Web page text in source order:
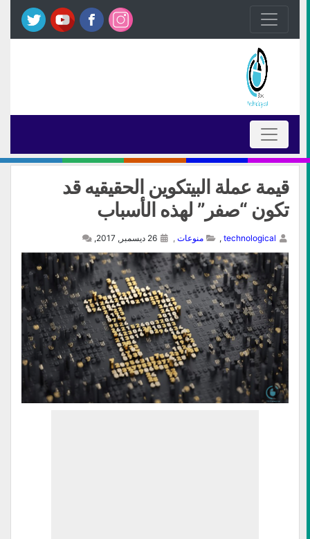
قيمة عملة البيتكوين الحقيقيه قد
تكون “صفر” لهذه الأسباب
technological
, منوعات ,